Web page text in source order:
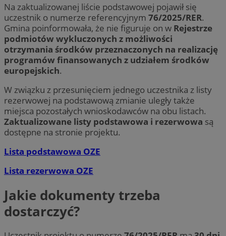
Na zaktualizowanej liście podstawowej pojawił się
uczestnik o numerze referencyjnym 76/2025/RER.
Gmina poinformowała, że nie figuruje on w Rejestrze
podmiotów wykluczonych z możliwości
otrzymania środków przeznaczonych na realizację
programów finansowanych z udziałem środków
europejskich.
W związku z przesunięciem jednego uczestnika z listy
rezerwowej na podstawową zmianie uległy także
miejsca pozostałych wnioskodawców na obu listach.
Zaktualizowane listy podstawowa i rezerwowa są
dostępne na stronie projektu.
Lista podstawowa OZE
Lista rezerwowa OZE
Jakie dokumenty trzeba
dostarczyć?